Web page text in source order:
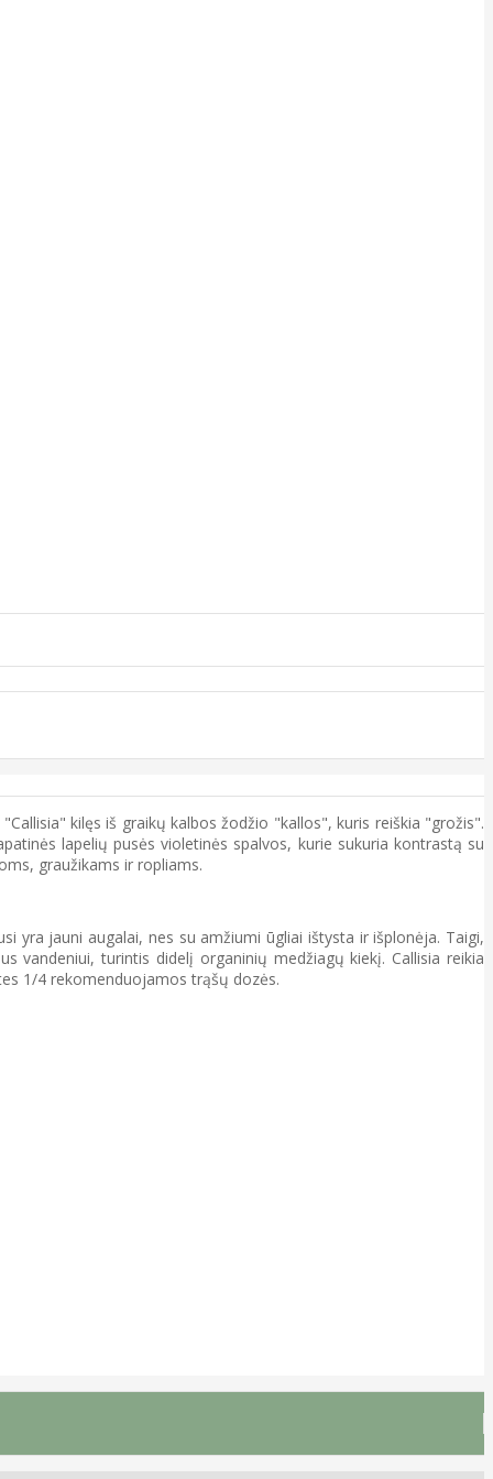
kilęs iš graikų kalbos žodžio "kallos", kuris reiškia "grožis".
lapelių pusės violetinės spalvos, kurie sukuria kontrastą su
graužikams ir ropliams.
yra jauni augalai, nes su amžiumi ūgliai ištysta ir išplonėja. Taigi,
vandeniui, turintis didelį organinių medžiagų kiekį. Callisia reikia
1/4 rekomenduojamos trąšų dozės.